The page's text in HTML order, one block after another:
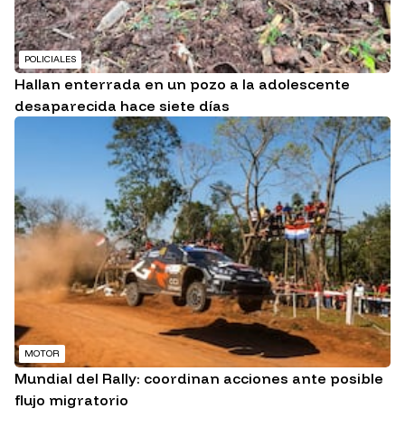
POLICIALES
Hallan enterrada en un pozo a la adolescente
desaparecida hace siete días
MOTOR
Mundial del Rally: coordinan acciones ante posible
flujo migratorio